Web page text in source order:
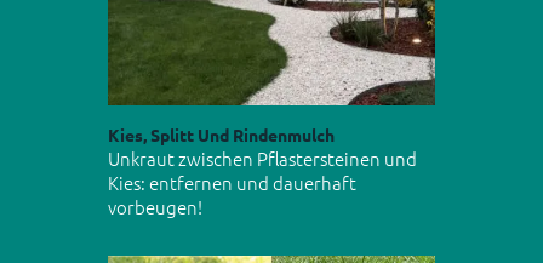
Kies, Splitt Und Rindenmulch
Unkraut zwischen Pflastersteinen und
Kies: entfernen und dauerhaft
vorbeugen!